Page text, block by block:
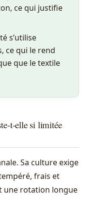
ce qui justifie
s’utilise
ce qui le rend
que le textile
t-elle si limitée
Sa culture exige
frais et
une rotation longue